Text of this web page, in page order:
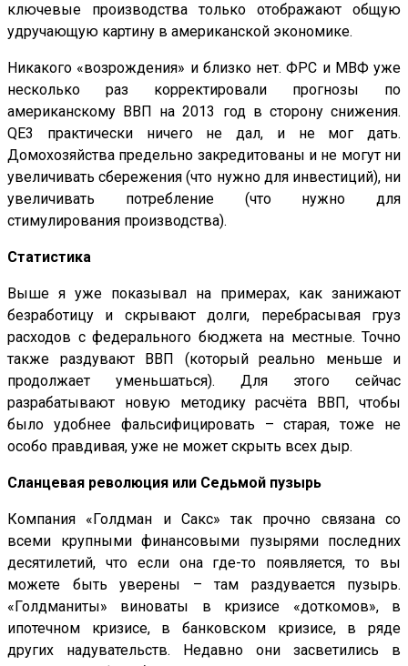
ключевые производства только отображают общую
удручающую картину в американской экономике.
Никакого «возрождения» и близко нет. ФРС и МВФ уже
несколько раз корректировали прогнозы по
американскому ВВП на 2013 год в сторону снижения.
QE3 практически ничего не дал, и не мог дать.
Домохозяйства предельно закредитованы и не могут ни
увеличивать сбережения (что нужно для инвестиций), ни
увеличивать потребление (что нужно для
стимулирования производства).
Статистика
Выше я уже показывал на примерах, как занижают
безработицу и скрывают долги, перебрасывая груз
расходов с федерального бюджета на местные. Точно
также раздувают ВВП (который реально меньше и
продолжает уменьшаться). Для этого сейчас
разрабатывают новую методику расчёта ВВП, чтобы
было удобнее фальсифицировать – старая, тоже не
особо правдивая, уже не может скрыть всех дыр.
Сланцевая революция или Седьмой пузырь
Компания «Голдман и Сакс» так прочно связана со
всеми крупными финансовыми пузырями последних
десятилетий, что если она где-то появляется, то вы
можете быть уверены – там раздувается пузырь.
«Голдманиты» виноваты в кризисе «доткомов», в
ипотечном кризисе, в банковском кризисе, в ряде
других надувательств. Недавно они засветились в